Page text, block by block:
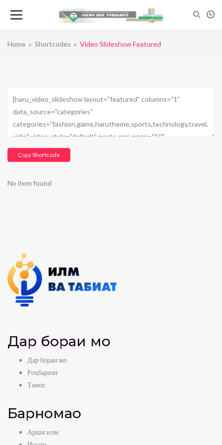
Home » Shortcodes » Video Slideshow Featured
Copy Shortcode
No item found
Дар бораи мо
Дар бораи мо
Роҳбарият
Тамос
Барномаҳо
Арши илм